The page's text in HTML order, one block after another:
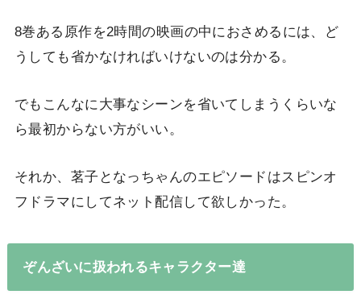
8巻ある原作を2時間の映画の中におさめるには、ど
うしても省かなければいけないのは分かる。
でもこんなに大事なシーンを省いてしまうくらいな
ら最初からない方がいい。
それか、茗子となっちゃんのエピソードはスピンオ
フドラマにしてネット配信して欲しかった。
ぞんざいに扱われるキャラクター達